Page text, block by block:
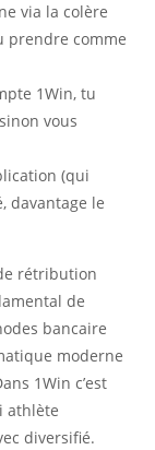
via la colère
prendre comme
1Win, tu
vous
(qui
davantage le
rétribution
de
bancaire
moderne
1Win c’est
athlète
diversifié.